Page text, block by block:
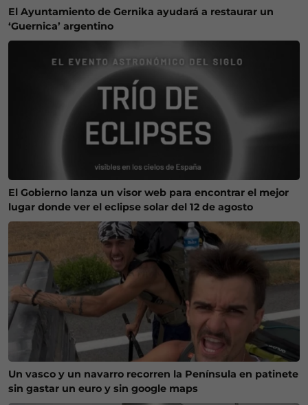
El Ayuntamiento de Gernika ayudará a restaurar un
‘Guernica’ argentino
El Gobierno lanza un visor web para encontrar el mejor
lugar donde ver el eclipse solar del 12 de agosto
Un vasco y un navarro recorren la Península en patinete
sin gastar un euro y sin google maps